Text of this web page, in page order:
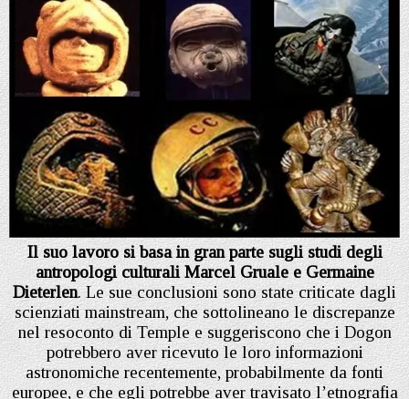
Il suo lavoro si basa in gran parte sugli studi degli
antropologi culturali Marcel Gruale e Germaine
Dieterlen. Le sue conclusioni sono state criticate dagli
scienziati mainstream, che sottolineano le discrepanze
nel resoconto di Temple e suggeriscono che i Dogon
potrebbero aver ricevuto le loro informazioni
astronomiche recentemente, probabilmente da fonti
europee, e che egli potrebbe aver travisato l’etnografia